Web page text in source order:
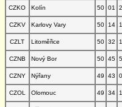
CZKO
Kolín 50 01
CZKV
Karlovy Vary 50 14
CZLT
Litoměřice 50 32
CZNB
Nový Bor 50 45
CZNY
Nýřany 49 43
CZOL
Olomouc 49 34